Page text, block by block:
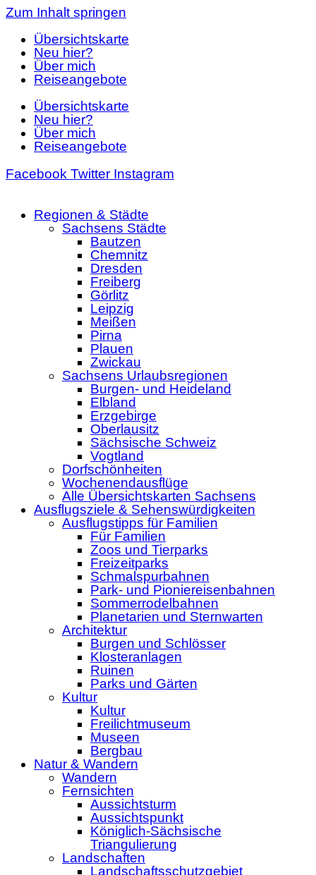
Zum Inhalt springen
Übersichtskarte
Neu hier?
Über mich
Reiseangebote
Übersichtskarte
Neu hier?
Über mich
Reiseangebote
Facebook Twitter Instagram
Regionen & Städte
Sachsens Städte
Bautzen
Chemnitz
Dresden
Freiberg
Görlitz
Leipzig
Meißen
Pirna
Plauen
Zwickau
Sachsens Urlaubsregionen
Burgen- und Heideland
Elbland
Erzgebirge
Oberlausitz
Sächsische Schweiz
Vogtland
Dorfschönheiten
Wochenendausflüge
Alle Übersichtskarten Sachsens
Ausflugsziele & Sehenswürdigkeiten
Ausflugstipps für Familien
Für Familien
Zoos und Tierparks
Freizeitparks
Schmalspurbahnen
Park- und Pioniereisenbahnen
Sommerrodelbahnen
Planetarien und Sternwarten
Architektur
Burgen und Schlösser
Klosteranlagen
Ruinen
Parks und Gärten
Kultur
Kultur
Freilichtmuseum
Museen
Bergbau
Natur & Wandern
Wandern
Fernsichten
Aussichtsturm
Aussichtspunkt
Königlich-Sächsische
Triangulierung
Landschaften
Landschaftsschutzgebiet